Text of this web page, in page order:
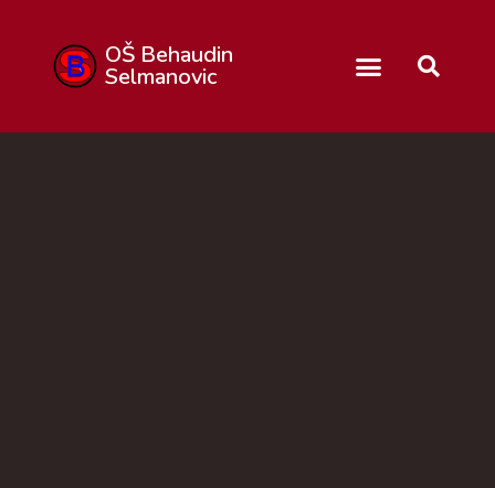
OŠ Behaudin
Selmanovic